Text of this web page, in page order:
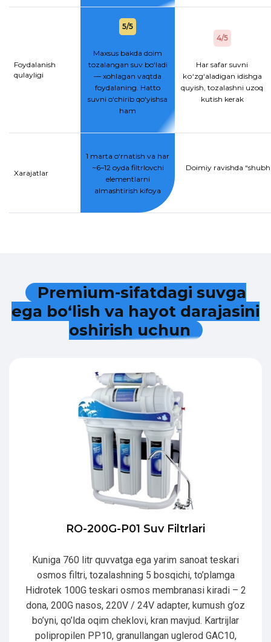
Foydalanish
qulayligi
5/5
Maxsus bakda doim
tozalangan suv bo‘ladi
— xohlagan vaqtda
foydalaning. Hatto
suvni o‘chirib qo‘yishsa
ham
4/5
Har safar suvni
kо‘zg‘aladigan idishga
quyish, tozalashni uzoq
kutish kerak
Xarajatlar
1 marta o‘rnatish va har
~6–12 oyda filtrlovchi
elementlarni
almashtirish kifoya
Doimiy ravishda
Premium-sifatdagi suvga
ega bo‘lish va hayot darajasini
oshirish uchun
RO-200G-P01 Suv Filtrlari
Kuniga 760 litr quvvatga ega yarim sanoat teskari
osmos filtri, tozalashning 5 bosqichi, to’plamga
Hidrotek 100G teskari osmos membranasi kiradi – 2
dona, 200G nasos, 220V / 24V adapter, kumush g’oz
bo’yni, qo’lda oqim cheklovi, kran mavjud. Kartrijlar
polipropilen PP10, granullangan uglerod GAC10,